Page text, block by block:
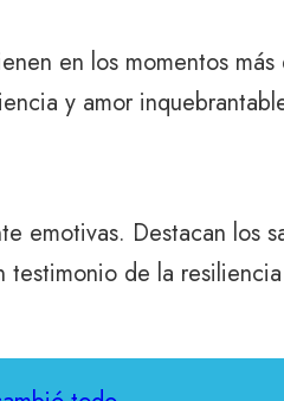
en los momentos
y amor
emotivas. Destacan los
testimonio de la